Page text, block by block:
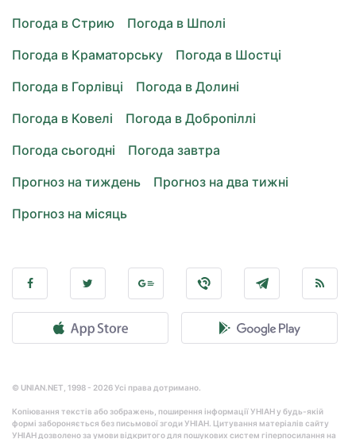
Погода в Стрию
Погода в Шполі
Погода в Краматорську
Погода в Шостці
Погода в Горлівці
Погода в Долині
Погода в Ковелі
Погода в Добропіллі
Погода сьогодні
Погода завтра
Прогноз на тиждень
Прогноз на два тижні
Прогноз на місяць
© UNIAN.NET, 1998 - 2026 Усі права дотримано.
Копіювання текстів або зображень, поширення інформації УНІАН у будь-якій
формі забороняється без письмової згоди УНІАН. Цитування матеріалів сайту
УНІАН дозволено за умови відкритого для пошукових систем гіперпосилання на